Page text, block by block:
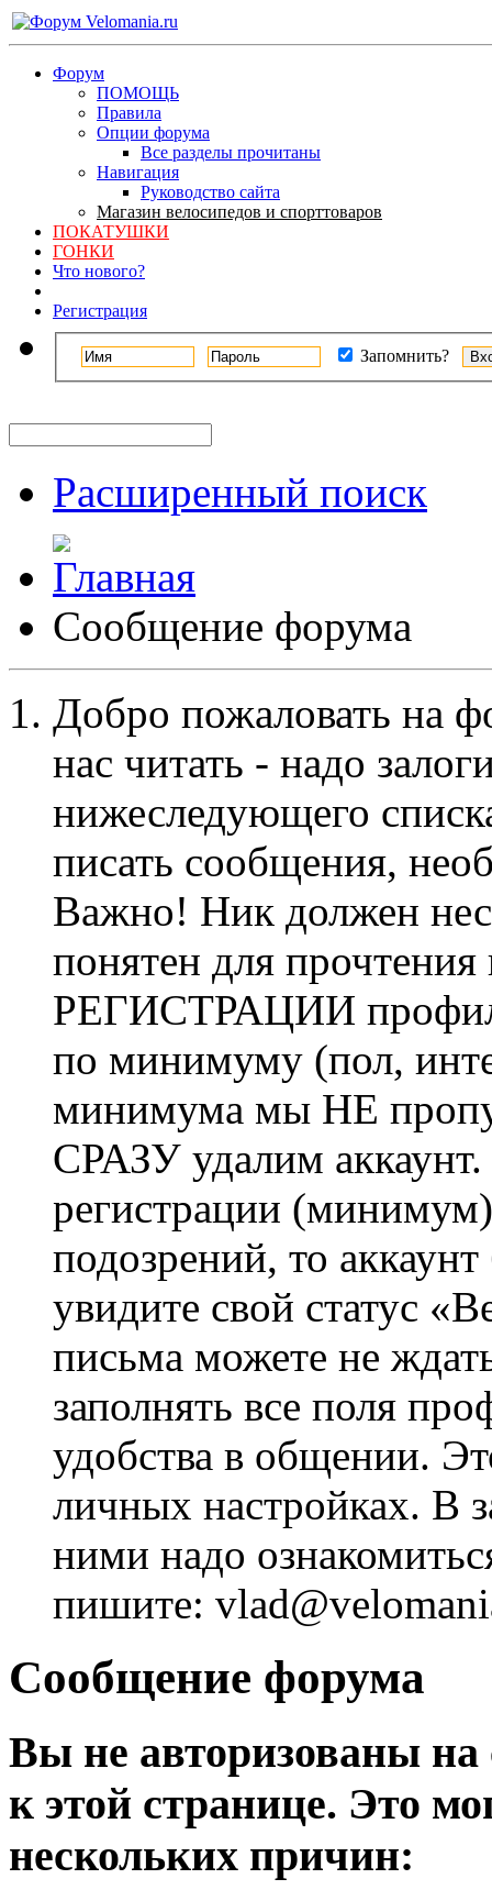
Форум
ПОМОЩЬ
Правила
Опции форума
Все разделы прочитаны
Навигация
Руководство сайта
Магазин велосипедов и спорттоваров
ПОКАТУШКИ
ГОНКИ
Что нового?
Регистрация
Запомнить?
Расширенный поиск
Сообщение форума
Добро пожаловать на
нас читать - надо
нижеследующего
писать сообщения,
Важно! Ник должен
понятен для
РЕГИСТРАЦИИ профиль
по минимуму (пол,
минимума мы НЕ
СРАЗУ удалим
регистрации
подозрений, то
увидите свой статус
письма можете не
заполнять все поля
удобства в общении.
личных настройках. В
ними надо
пишите:
Сообщение форума
Вы не авторизованы на
к этой странице. Это
нескольких причин: